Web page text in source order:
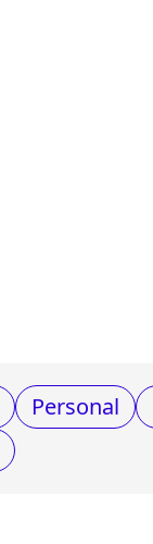
Personal